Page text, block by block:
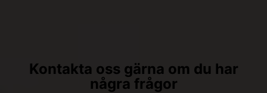
Kontakta oss gärna om du har
några frågor